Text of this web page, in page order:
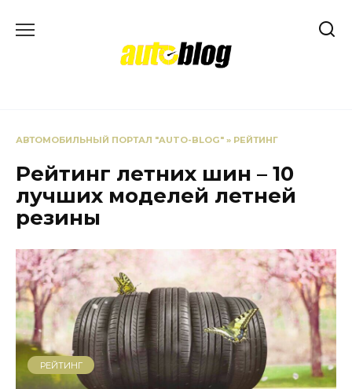
АВТОМОБИЛЬНЫЙ ПОРТАЛ "AUTO-BLOG" » РЕЙТИНГ
Рейтинг летних шин – 10
лучших моделей летней
резины
РЕЙТИНГ